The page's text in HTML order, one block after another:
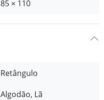
85 × 110
Retângulo
Algodão, Lã